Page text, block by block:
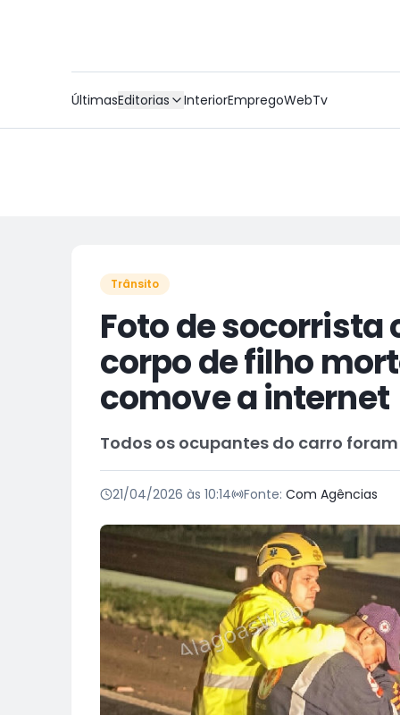
ÚltimasEditorias InteriorEmpregoWebTv
Trânsito
Foto de socorrista
corpo de filho
comove a internet
Todos os ocupantes do carro
21/04/2026 às 10:14 Fonte: Com Agências